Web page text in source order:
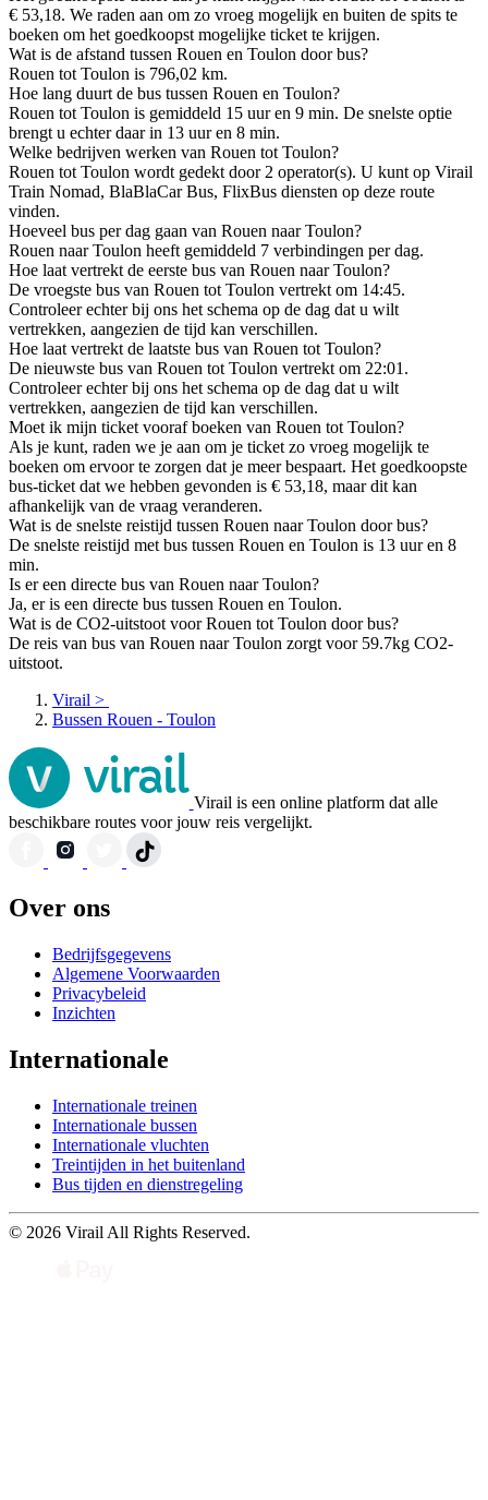
€ 53,18. We raden aan om zo vroeg mogelijk en buiten de spits te
boeken om het goedkoopst mogelijke ticket te krijgen.
Wat is de afstand tussen Rouen en Toulon door bus?
Rouen tot Toulon is 796,02 km.
Hoe lang duurt de bus tussen Rouen en Toulon?
Rouen tot Toulon is gemiddeld 15 uur en 9 min. De snelste optie
brengt u echter daar in 13 uur en 8 min.
Welke bedrijven werken van Rouen tot Toulon?
Rouen tot Toulon wordt gedekt door 2 operator(s). U kunt op Virail
Train Nomad, BlaBlaCar Bus, FlixBus diensten op deze route
vinden.
Hoeveel bus per dag gaan van Rouen naar Toulon?
Rouen naar Toulon heeft gemiddeld 7 verbindingen per dag.
Hoe laat vertrekt de eerste bus van Rouen naar Toulon?
De vroegste bus van Rouen tot Toulon vertrekt om 14:45.
Controleer echter bij ons het schema op de dag dat u wilt
vertrekken, aangezien de tijd kan verschillen.
Hoe laat vertrekt de laatste bus van Rouen tot Toulon?
De nieuwste bus van Rouen tot Toulon vertrekt om 22:01.
Controleer echter bij ons het schema op de dag dat u wilt
vertrekken, aangezien de tijd kan verschillen.
Moet ik mijn ticket vooraf boeken van Rouen tot Toulon?
Als je kunt, raden we je aan om je ticket zo vroeg mogelijk te
boeken om ervoor te zorgen dat je meer bespaart. Het goedkoopste
bus-ticket dat we hebben gevonden is € 53,18, maar dit kan
afhankelijk van de vraag veranderen.
Wat is de snelste reistijd tussen Rouen naar Toulon door bus?
De snelste reistijd met bus tussen Rouen en Toulon is 13 uur en 8
min.
Is er een directe bus van Rouen naar Toulon?
Ja, er is een directe bus tussen Rouen en Toulon.
Wat is de CO2-uitstoot voor Rouen tot Toulon door bus?
De reis van bus van Rouen naar Toulon zorgt voor 59.7kg CO2-
uitstoot.
Virail >
Bussen Rouen - Toulon
Virail is een online platform dat alle
beschikbare routes voor jouw reis vergelijkt.
Over ons
Bedrijfsgegevens
Algemene Voorwaarden
Privacybeleid
Inzichten
Internationale
Internationale treinen
Internationale bussen
Internationale vluchten
Treintijden in het buitenland
Bus tijden en dienstregeling
© 2026 Virail All Rights Reserved.